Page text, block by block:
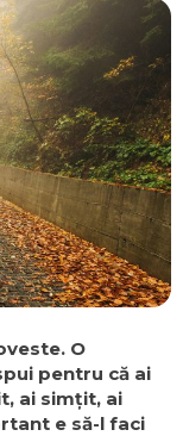
O
pentru că ai
ai simţit, ai
e să-l faci